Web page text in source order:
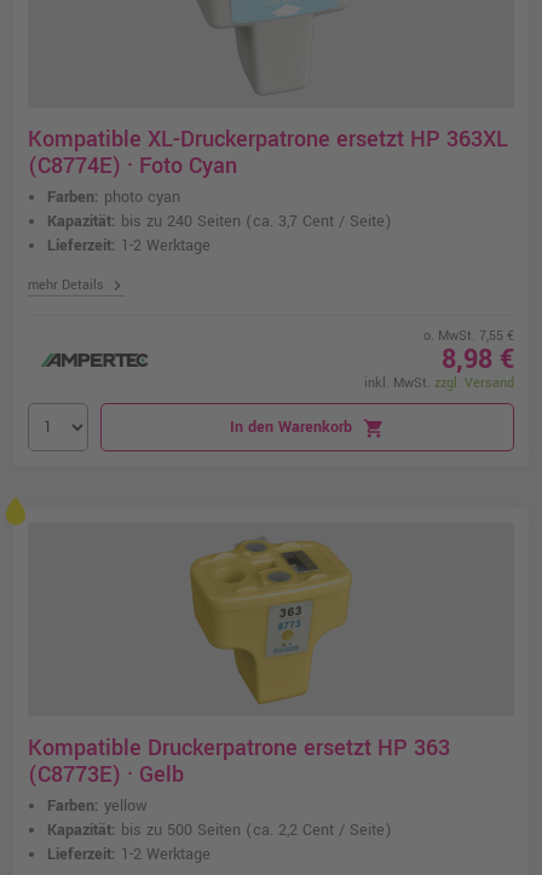
Kompatible XL-Druckerpatrone ersetzt HP 363XL
(C8774E) · Foto Cyan
Farben: photo cyan
Kapazität: bis zu 240 Seiten (ca. 3,7 Cent / Seite)
Lieferzeit: 1-2 Werktage
mehr Details chevron_right
o. MwSt. 7,55 €
8,98 €
inkl. MwSt. zzgl. Versand
In den Warenkorb shopping_cart
Kompatible Druckerpatrone ersetzt HP 363
(C8773E) · Gelb
Farben: yellow
Kapazität: bis zu 500 Seiten (ca. 2,2 Cent / Seite)
Lieferzeit: 1-2 Werktage